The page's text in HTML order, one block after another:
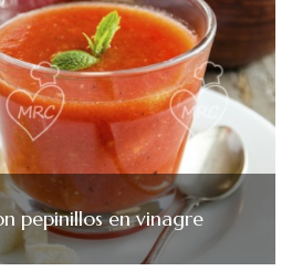
pepinillos en vinagre